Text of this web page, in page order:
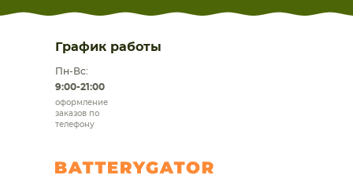
График работы
Пн-Вс:
9:00-21:00
оформление
заказов по
телефону